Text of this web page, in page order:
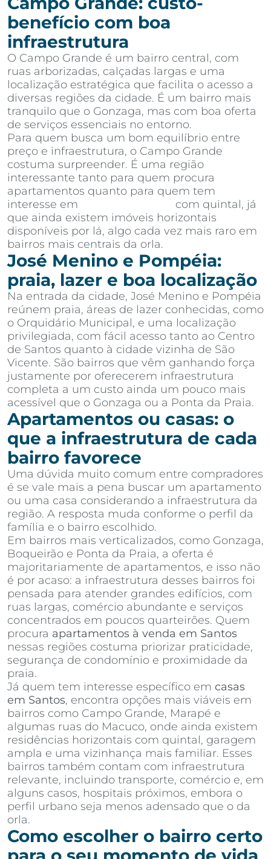
benefício com boa
infraestrutura
O Campo Grande é um bairro central, com
ruas arborizadas, calçadas largas e uma
localização estratégica que facilita o acesso a
diversas regiões da cidade. É um bairro mais
tranquilo que o Gonzaga, mas com boa oferta
de serviços essenciais no entorno.
Para quem busca um bom equilíbrio entre
preço e infraestrutura, o Campo Grande
costuma surpreender. É uma região
interessante tanto para quem procura
apartamentos quanto para quem tem
interesse em
com quintal, já
que ainda existem imóveis horizontais
disponíveis por lá, algo cada vez mais raro em
bairros mais centrais da orla.
José Menino e Pompéia:
praia, lazer e boa localização
Na entrada da cidade, José Menino e Pompéia
reúnem praia, áreas de lazer conhecidas, como
o Orquidário Municipal, e uma localização
privilegiada, com fácil acesso tanto ao Centro
de Santos quanto à cidade vizinha de São
Vicente. São bairros que vêm ganhando força
justamente por oferecerem infraestrutura
completa a um custo ainda um pouco mais
acessível que o Gonzaga ou a Ponta da Praia.
Apartamentos ou casas: o
que a infraestrutura de cada
bairro favorece
Uma dúvida muito comum entre compradores
é se vale mais a pena buscar um apartamento
ou uma casa considerando a infraestrutura da
região. A resposta muda conforme o perfil da
família e o bairro escolhido.
Em bairros mais verticalizados, como Gonzaga,
Boqueirão e Ponta da Praia, a oferta é
majoritariamente de apartamentos, e isso não
é por acaso: a infraestrutura desses bairros foi
pensada para atender grandes edifícios, com
ruas largas, comércio abundante e serviços
concentrados em poucos quarteirões. Quem
procura apartamentos à venda em Santos
nessas regiões costuma priorizar praticidade,
segurança de condomínio e proximidade da
praia.
Já quem tem interesse específico em casas
em Santos, encontra opções mais viáveis em
bairros como Campo Grande, Marapé e
algumas ruas do Macuco, onde ainda existem
residências horizontais com quintal, garagem
ampla e uma vizinhança mais familiar. Esses
bairros também contam com infraestrutura
relevante, incluindo transporte, comércio e, em
alguns casos, hospitais próximos, embora o
perfil urbano seja menos adensado que o da
orla.
Como escolher o bairro certo